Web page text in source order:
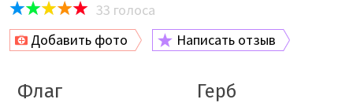
33 голоса
Добавить фото
Написать отзыв
Флаг Герб